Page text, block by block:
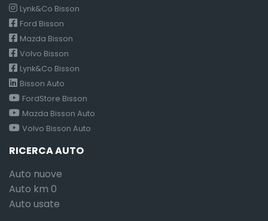
Lynk&Co Bisson
Ford Bisson
Mazda Bisson
Volvo Bisson
Lynk&Co Bisson
Bisson Auto
FordStore Bisson
Mazda Bisson Auto
Volvo Bisson Auto
RICERCA AUTO
Auto nuove
Auto km 0
Auto usate